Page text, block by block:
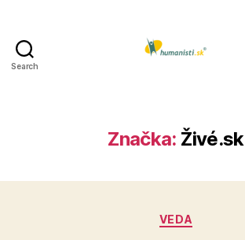
Search
Značka: Živé.sk
Kategórie
VEDA